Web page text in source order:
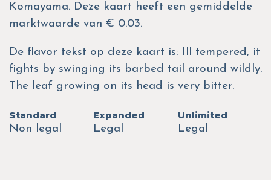
Komayama. Deze kaart heeft een gemiddelde
marktwaarde van € 0.03.
De flavor tekst op deze kaart is: Ill tempered, it
fights by swinging its barbed tail around wildly.
The leaf growing on its head is very bitter.
Standard
Non legal
Expanded
Legal
Unlimited
Legal